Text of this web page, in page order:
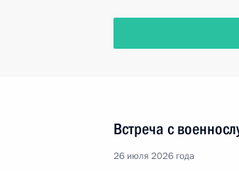
Встреча с
26 июля 2026 года